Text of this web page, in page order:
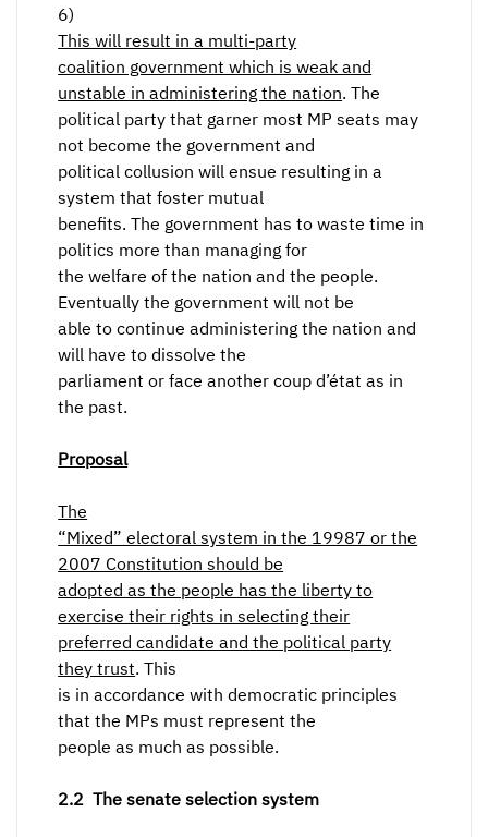
6)
This will result in a multi-party
coalition government which is weak and
unstable in administering the nation. The
political party that garner most MP seats may
not become the government and
political collusion will ensue resulting in a
system that foster mutual
benefits. The government has to waste time in
politics more than managing for
the welfare of the nation and the people.
Eventually the government will not be
able to continue administering the nation and
will have to dissolve the
parliament or face another coup d’état as in
the past.
Proposal
The
“Mixed” electoral system in the 19987 or the
2007 Constitution should be
adopted as the people has the liberty to
exercise their rights in selecting their
preferred candidate and the political party
they trust. This
is in accordance with democratic principles
that the MPs must represent the
people as much as possible.
2.2 The senate selection system